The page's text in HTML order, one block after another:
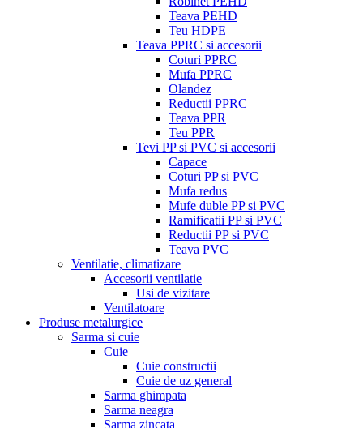
Teava PEHD
Teu HDPE
Teava PPRC si accesorii
Coturi PPRC
Mufa PPRC
Olandez
Reductii PPRC
Teava PPR
Teu PPR
Tevi PP si PVC si accesorii
Capace
Coturi PP si PVC
Mufa redus
Mufe duble PP si PVC
Ramificatii PP si PVC
Reductii PP si PVC
Teava PVC
Ventilatie, climatizare
Accesorii ventilatie
Usi de vizitare
Ventilatoare
Produse metalurgice
Sarma si cuie
Cuie
Cuie constructii
Cuie de uz general
Sarma ghimpata
Sarma neagra
Sarma zincata